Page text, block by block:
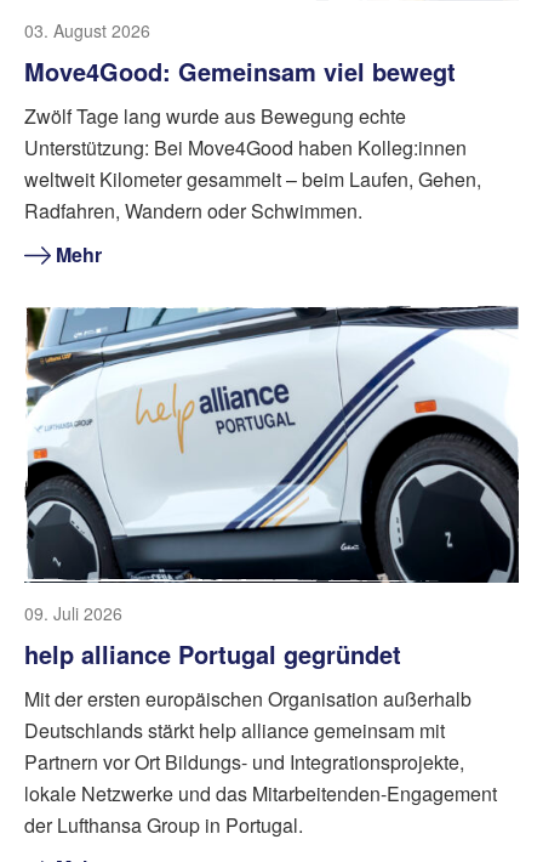
03. August 2026
Move4Good: Gemeinsam viel bewegt
Zwölf Tage lang wurde aus Bewegung echte
Unterstützung: Bei Move4Good haben Kolleg:innen
weltweit Kilometer gesammelt – beim Laufen, Gehen,
Radfahren, Wandern oder Schwimmen.
Mehr
09. Juli 2026
help alliance Portugal gegründet
Mit der ersten europäischen Organisation außerhalb
Deutschlands stärkt help alliance gemeinsam mit
Partnern vor Ort Bildungs- und Integrationsprojekte,
lokale Netzwerke und das Mitarbeitenden-Engagement
der Lufthansa Group in Portugal.